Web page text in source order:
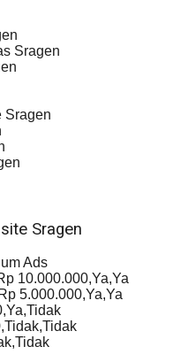
Sragen
Sragen
Sragen
Ads
10.000.000,Ya,Ya
5.000.000,Ya,Ya